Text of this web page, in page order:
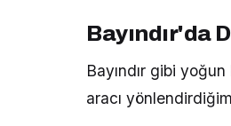
Bayındır'da
Bayındır gibi
aracı